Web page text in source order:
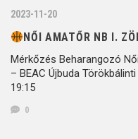
2023-11-20
NŐI AMATŐR NB I.
Mérkőzés Beharangozó
– BEAC Újbuda
19:15
0